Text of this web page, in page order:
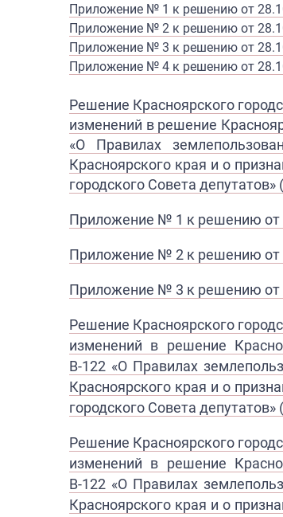
Приложение № 1 к решению от
Приложение № 2 к решению от
Приложение № 3 к решению от
Приложение № 4 к решению от
Решение Красноярского
изменений в решение
«О Правилах
Красноярского края и о
городского Совета
Приложение № 1 к решению от
Приложение № 2 к решению от
Приложение № 3 к р​ешению от
Решение Красноярского
изменений в решение
В-122 «О Правилах
Красноярского края и о
городского Совета
Решение Красноярского
изменений в решение
В-122 «О Правилах
Красноярского края и о